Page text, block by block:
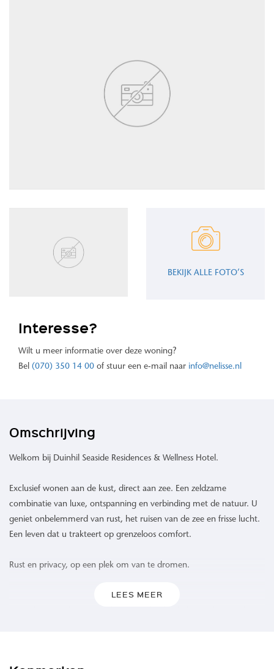
BEKIJK ALLE FOTO’S
Interesse?
Wilt u meer informatie over deze woning?
Bel (070) 350 14 00 of stuur een e-mail naar info@nelisse.nl
Omschrijving
Welkom bij Duinhil Seaside Residences & Wellness Hotel.
Exclusief wonen aan de kust, direct aan zee. Een zeldzame
combinatie van luxe, ontspanning en verbinding met de natuur. U
geniet onbelemmerd van rust, het ruisen van de zee en frisse lucht.
Een leven dat u trakteert op grenzeloos comfort.
Rust en privacy, op een plek om van te dromen.
LEES MEER